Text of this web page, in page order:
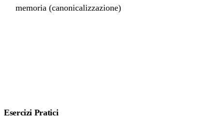
memoria (canonicalizzazione)
Esercizi Pratici